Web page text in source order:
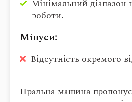
Мінімальний діапазон
роботи.
Мінуси:
Відсутність окремого
Пральна машина